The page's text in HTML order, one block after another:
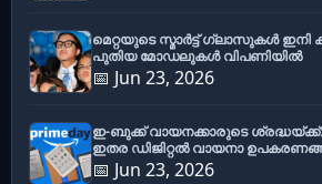
മെറ്റയുടെ സ്മാർട്ട് ഗ്ലാസുകൾ ഇനി
പുതിയ മോഡലുകൾ വിപണിയിൽ
📅 Jun 23, 2026
ഇ-ബുക്ക് വായനക്കാരുടെ ശ്രദ്ധയ്ക്ക്:
ഇതര ഡിജിറ്റൽ വായനാ
📅 Jun 23, 2026